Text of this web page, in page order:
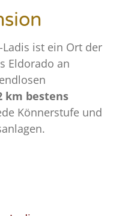
Ladis ist ein Ort der
Eldorado an
km bestens
Könnerstufe und